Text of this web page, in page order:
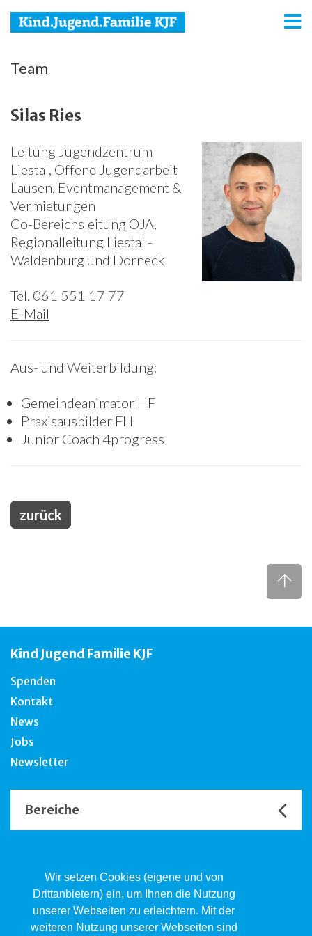
Wir setzen Cookies (eigene und von
Drittanbietern) ein, um Ihnen die Nutzung
unserer Webseiten zu erleichtern. Mit der
weiteren Nutzung unserer Webseiten sind
KJF
Jugend
Familie
Media
Agenda
Netzwerk
Jobs
News
Newsletter
Team
Silas Ries
Leitung Jugendzentrum
Liestal, Offene Jugendarbeit
Lausen, Eventmanagement &
Vermietungen
Co-Bereichsleitung OJA,
Regionalleitung Liestal -
Waldenburg und Dorneck
Tel. 061 551 17 77
E-Mail
Aus- und Weiterbildung:
Gemeindeanimator HF
Praxisausbilder FH
Junior Coach 4progress
zurück
Kind Jugend Familie KJF
Spenden
Kontakt
News
Jobs
Newsletter
Bereiche
Kind.Jugend.Familie KJF
Poststrasse 2, Postfach, 4410 Liestal